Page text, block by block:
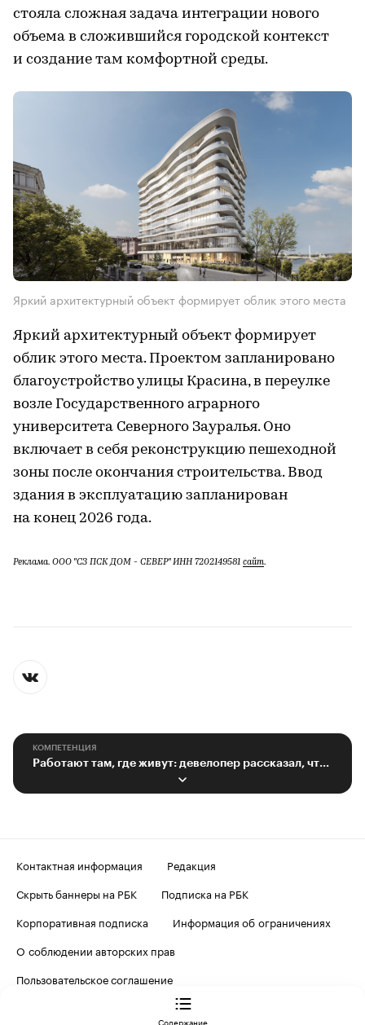
стояла сложная задача интеграции нового
объема в сложившийся городской контекст
и создание там комфортной среды.
Яркий архитектурный объект формирует облик этого места
Яркий архитектурный объект формирует
облик этого места. Проектом запланировано
благоустройство улицы Красина, в переулке
возле Государственного аграрного
университета Северного Зауралья. Оно
включает в себя реконструкцию пешеходной
зоны после окончания строительства. Ввод
здания в эксплуатацию запланирован
на конец 2026 года.
Реклама. ООО "СЗ ПСК ДОМ - СЕВЕР" ИНН 7202149581 сайт.
КОМПЕТЕНЦИЯ
Работают там, где живут: девелопер рассказал, что нравится фрилансерам
Контактная информация
Редакция
Скрыть баннеры на РБК
Подписка на РБК
Корпоративная подписка
Информация об ограничениях
О соблюдении авторских прав
Пользовательское соглашение
Политика в отношении обработки персональных данных
Содержание